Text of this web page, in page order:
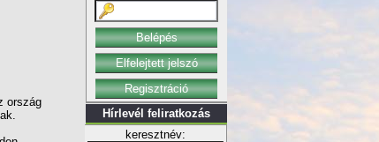
ország
Hírlevél feliratkozás
keresztnév: